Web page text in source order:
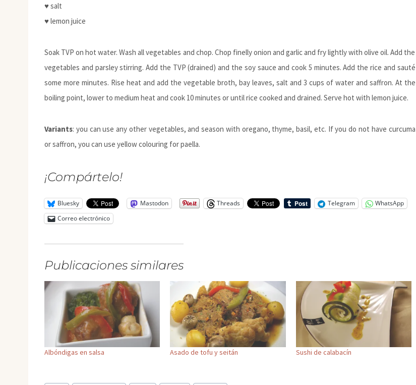
♥ salt
♥ lemon juice
Soak TVP on hot water. Wash all vegetables and chop. Chop finelly onion and garlic and fry lightly with olive oil. Add the
vegetables and parsley stirring. Add the TVP (drained) and the soy sauce and cook 5 minutes. Add the rice and sauté
some more minutes. Rise heat and add the vegetable broth, bay leaves, salt and 3 cups of water and saffron. At the
boiling point, lower to medium heat and cook 10 minutes or until rice cooked and drained. Serve hot with lemon juice.
Variants: you can use any other vegetables, and season with oregano, thyme, basil, etc. If you do not have curcuma
or saffron, you can use yellow colouring for paella.
¡Compártelo!
Bluesky Mastodon Threads Telegram
WhatsApp
Correo electrónico
Publicaciones similares
Albóndigas en salsa Asado de tofu y seitán Sushi de calabacín